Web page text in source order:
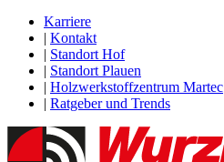
Karriere
| Kontakt
| Standort Hof
| Standort Plauen
| Holzwerkstoffzentrum Martec
| Ratgeber und Trends